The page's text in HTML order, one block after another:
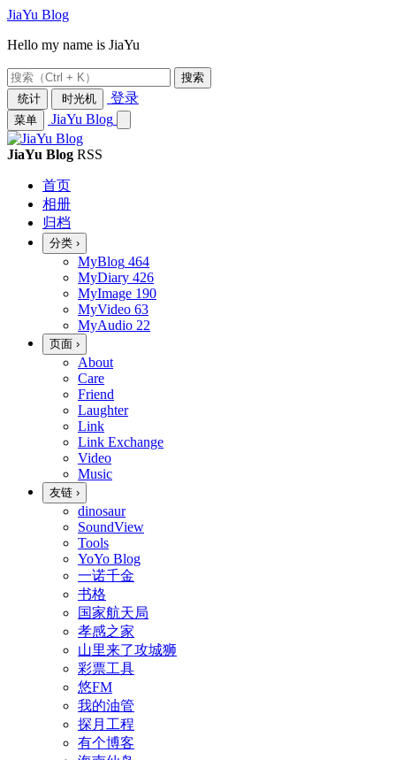
JiaYu Blog
Hello my name is JiaYu
搜索
统计
时光机 登录
菜单 JiaYu Blog
JiaYu Blog RSS
首页
相册
归档
分类 ›
MyBlog 464
MyDiary 426
MyImage 190
MyVideo 63
MyAudio 22
页面 ›
About
Care
Friend
Laughter
Link
Link Exchange
Video
Music
友链 ›
dinosaur
SoundView
Tools
YoYo Blog
一诺千金
书格
国家航天局
孝感之家
山里来了攻城狮
彩票工具
悠FM
我的油管
探月工程
有个博客